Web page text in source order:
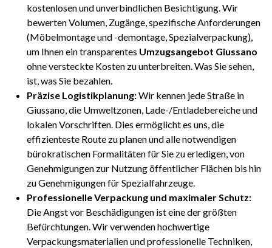
kostenlosen und unverbindlichen Besichtigung. Wir
bewerten Volumen, Zugänge, spezifische Anforderungen
(Möbelmontage und -demontage, Spezialverpackung),
um Ihnen ein transparentes Umzugsangebot Giussano
ohne versteckte Kosten zu unterbreiten. Was Sie sehen,
ist, was Sie bezahlen.
Präzise Logistikplanung:Wir kennen jede Straße in
Giussano, die Umweltzonen, Lade-/Entladebereiche und
lokalen Vorschriften. Dies ermöglicht es uns, die
effizienteste Route zu planen und alle notwendigen
bürokratischen Formalitäten für Sie zu erledigen, von
Genehmigungen zur Nutzung öffentlicher Flächen bis hin
zu Genehmigungen für Spezialfahrzeuge.
Professionelle Verpackung und maximaler Schutz:
Die Angst vor Beschädigungen ist eine der größten
Befürchtungen. Wir verwenden hochwertige
Verpackungsmaterialien und professionelle Techniken,